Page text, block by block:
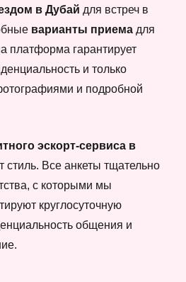
в Дубай для встреч в
варианты приема для
платформа гарантирует
и только
и подробной
эскорт-сервиса в
стиль. Все анкеты тщательно
с которыми мы
круглосуточную
общения и